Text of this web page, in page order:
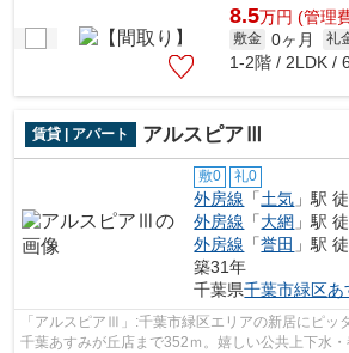
8.5万円 (管理
敷金 0ヶ月 礼
1-2階 / 2LDK /
賃貸 | アパート アルスピアⅢ
敷0 礼0
外房線 「土気 」駅
外房線 「大網 」駅
外房線 「誉田 」駅
築31年
千葉県千葉市緑区あ
「アルスピアⅢ」:千葉市緑区エリアの新居にピ
千葉あすみが丘店まで352ｍ。嬉しい公共上下水